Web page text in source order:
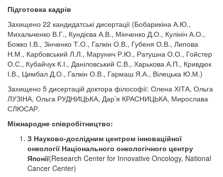
Підготовка кадрів
Захищено 22 кандидатські дисертації (Бобарикіна А.Ю.,
Михальченко В.Г., Кундієва А.В., Мінченко Д.О., Кулініч А.О.,
Божко І.В., Зінченко Т.О., Галкін О.В., Губеня О.В., Липова
Н.М., Карбовський Л.Л., Марунич Р.Ю., Ратушна О.О., Гойстер
О.С., Кубайчук К.І., Даніловський С.В., Харькова А.П., Кривдюк
І.В., Цимбал Д.О., Галкін О.В., Гармаш Я.А., Вілецька Ю.М.)
Захищено 5 дисертацій доктора філософії: Олена ХІТА, Ольга
ЛУЗІНА, Ольга РУДНИЦЬКА, Дар’я КРАСНИЦЬКА, Мирослава
СЛЮСАР.
Міжнародне співробітництво:
З Науково-дослідним центром інноваційної
онкології Національного онкологічного центру
Японії(Research Center for Innovative Oncology, National
Cancer Center)